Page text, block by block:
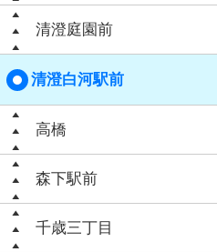
清澄庭園前
清澄白河駅前
高橋
森下駅前
千歳三丁目